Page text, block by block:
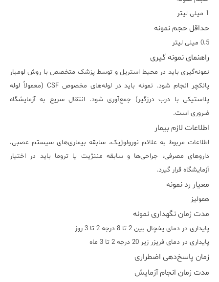
1 میلی لیتر
حداقل حجم نمونه
0.5 میلی لیتر
راهنمای نمونه گیری
نمونه‌گیری باید در محیط استریل و توسط پزشک متخصص با روش لومبار
پانکچر انجام شود. نمونه باید در لوله‌های مخصوص CSF (معمولاً لوله
پلاستیکی با درب درزگیر) جمع‌آوری شود. انتقال سریع به آزمایشگاه
ضروری است.
اطلاعات لازم بیمار
اطلاعات مربوط به علائم نورولوژیک، سابقه بیماری‌های سیستم عصبی،
داروهای مصرفی، جراحی‌ها و سابقه مننژیت یا تروما باید در اختیار
آزمایشگاه قرار گیرد.
معیار رد نمونه
همولیز
مدت زمان نگهداری نمونه
پایداری در دمای یخچال بین 2 تا 8 درجه 2 تا 3 روز
پایداری در دمای فریزر زیر 20 درجه 2 تا 3 ماه
زمان پاسخ‌دهی اضطراری
مدت زمان انجام آزمایش